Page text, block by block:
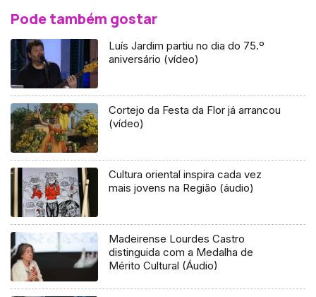
Pode também gostar
Luís Jardim partiu no dia do 75.º
aniversário (vídeo)
Cortejo da Festa da Flor já arrancou
(vídeo)
Cultura oriental inspira cada vez
mais jovens na Região (áudio)
Madeirense Lourdes Castro
distinguida com a Medalha de
Mérito Cultural (Áudio)